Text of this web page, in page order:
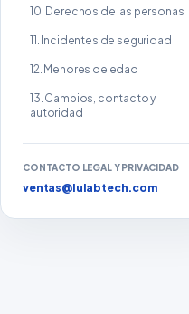
10. Derechos de las personas
11. Incidentes de seguridad
12. Menores de edad
13. Cambios, contacto y
autoridad
CONTACTO LEGAL Y PRIVACIDAD
ventas@lulabtech.com